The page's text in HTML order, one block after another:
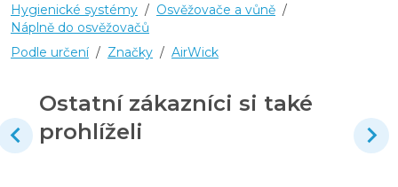
Hygienické systémy / Osvěžovače a vůně /
Náplně do osvěžovačů
Podle určení / Značky / AirWick
Ostatní zákazníci si také
prohlíželi